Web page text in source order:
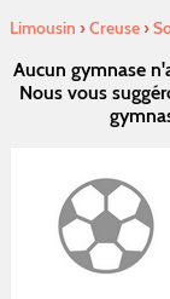
Limousin ›Creuse›
Aucun gymnase
Nous vous